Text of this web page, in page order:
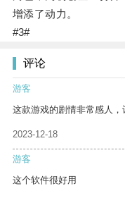
增添了动力。
#3#
评论
游客
这款游戏的剧情非常感人，
2023-12-18
游客
这个软件很好用